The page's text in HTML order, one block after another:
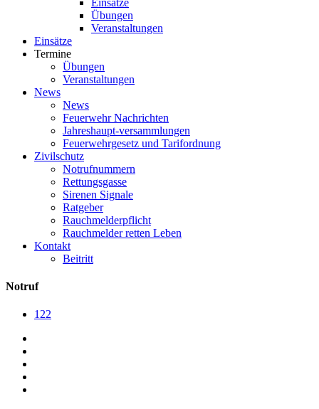
Übungen
Veranstaltungen
Einsätze
Termine
Übungen
Veranstaltungen
News
News
Feuerwehr Nachrichten
Jahreshaupt-versammlungen
Feuerwehrgesetz und Tarifordnung
Zivilschutz
Notrufnummern
Rettungsgasse
Sirenen Signale
Ratgeber
Rauchmelderpflicht
Rauchmelder retten Leben
Kontakt
Beitritt
Notruf
122